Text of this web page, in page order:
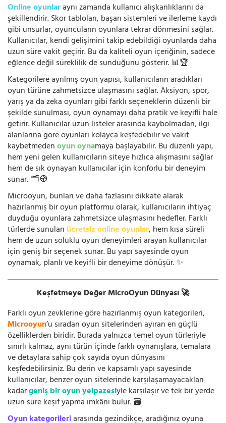
Online oyunlaraynı zamanda kullanıcı alışkanlıklarını da
şekillendirir. Skor tabloları, başarı sistemleri ve ilerleme kaydı
gibi unsurlar, oyuncuların oyunlara tekrar dönmesini sağlar.
Kullanıcılar, kendi gelişimini takip edebildiği oyunlarda daha
uzun süre vakit geçirir. Bu da kaliteli oyun içeriğinin, sadece
eğlence değil süreklilik de sunduğunu gösterir. 📊🏆
Kategorilere ayrılmış oyun yapısı, kullanıcıların aradıkları
oyun türüne zahmetsizce ulaşmasını sağlar. Aksiyon, spor,
yarış ya da zeka oyunları gibi farklı seçeneklerin düzenli bir
şekilde sunulması, oyun oynamayı daha pratik ve keyifli hale
getirir. Kullanıcılar uzun listeler arasında kaybolmadan, ilgi
alanlarına göre oyunları kolayca keşfedebilir ve vakit
kaybetmedenoyun oynamaya başlayabilir. Bu düzenli yapı,
hem yeni gelen kullanıcıların siteye hızlıca alışmasını sağlar
hem de sık oynayan kullanıcılar için konforlu bir deneyim
sunar. 🗂️🧭
Microoyun, bunları ve daha fazlasını dikkate alarak
hazırlanmış bir oyun platformu olarak, kullanıcıların ihtiyaç
duyduğu oyunlara zahmetsizce ulaşmasını hedefler. Farklı
türlerde sunulan ücretsiz online oyunlar, hem kısa süreli
hem de uzun soluklu oyun deneyimleri arayan kullanıcılar
için geniş bir seçenek sunar. Bu yapı sayesinde oyun
oynamak, planlı ve keyifli bir deneyime dönüşür. ✨
Keşfetmeye Değer MicroOyun Dünyası 🚀
Farklı oyun zevklerine göre hazırlanmış oyun kategorileri,
Microoyun’u sıradan oyun sitelerinden ayıran en güçlü
özelliklerden biridir. Burada yalnızca temel oyun türleriyle
sınırlı kalmaz, aynı türün içinde farklı oynanışlara, temalara
ve detaylara sahip çok sayıda oyun dünyasını
keşfedebilirsiniz. Bu derin ve kapsamlı yapı sayesinde
kullanıcılar, benzer oyun sitelerinde karşılaşamayacakları
kadargeniş bir oyun yelpazesiyle karşılaşır ve tek bir yerde
uzun süre keşif yapma imkânı bulur. 🗃️
Oyun kategorileriarasında gezindikçe, aradığınız oyuna